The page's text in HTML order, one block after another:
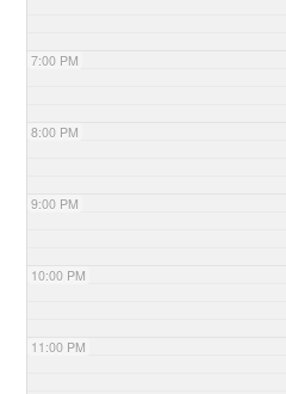
7:00 PM
8:00 PM
9:00 PM
10:00 PM
11:00 PM